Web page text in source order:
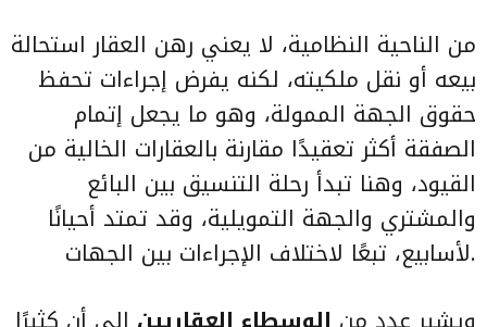
من الناحية النظامية، لا يعني رهن العقار استحالة
بيعه أو نقل ملكيته، لكنه يفرض إجراءات تحفظ
حقوق الجهة الممولة، وهو ما يجعل إتمام
الصفقة أكثر تعقيدًا مقارنة بالعقارات الخالية من
القيود، وهنا تبدأ رحلة التنسيق بين البائع
والمشتري والجهة التمويلية، وقد تمتد أحيانًا
لأسابيع، تبعًا لاختلاف الإجراءات بين الجهات.